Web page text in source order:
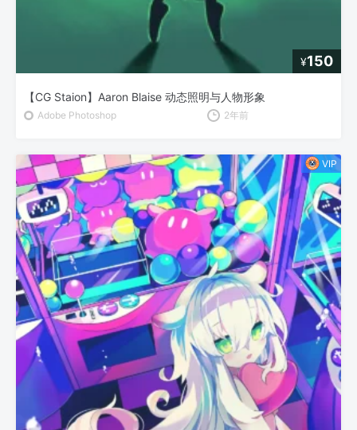
¥150
【CG Staion】Aaron Blaise 动态照明与人物形象
Adobe Photoshop 2年前